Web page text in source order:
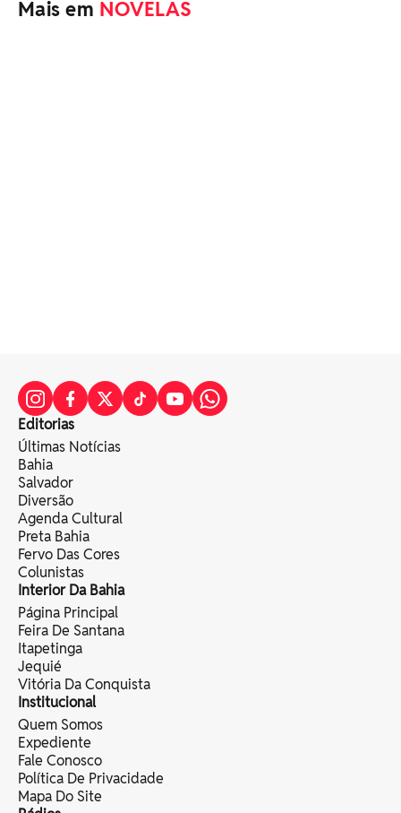
Mais em NOVELAS
Editorias
Últimas Notícias
Bahia
Salvador
Diversão
Agenda Cultural
Preta Bahia
Fervo Das Cores
Colunistas
Interior Da Bahia
Página Principal
Feira De Santana
Itapetinga
Jequié
Vitória Da Conquista
Institucional
Quem Somos
Expediente
Fale Conosco
Política De Privacidade
Mapa Do Site